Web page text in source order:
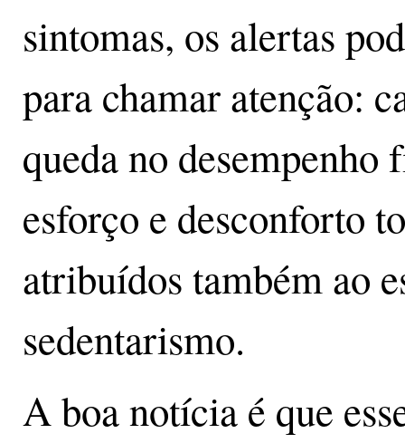
sintomas, os alertas
para chamar atenção:
queda no
esforço e desconforto
atribuídos também ao
sedentarismo.
A boa notícia é que